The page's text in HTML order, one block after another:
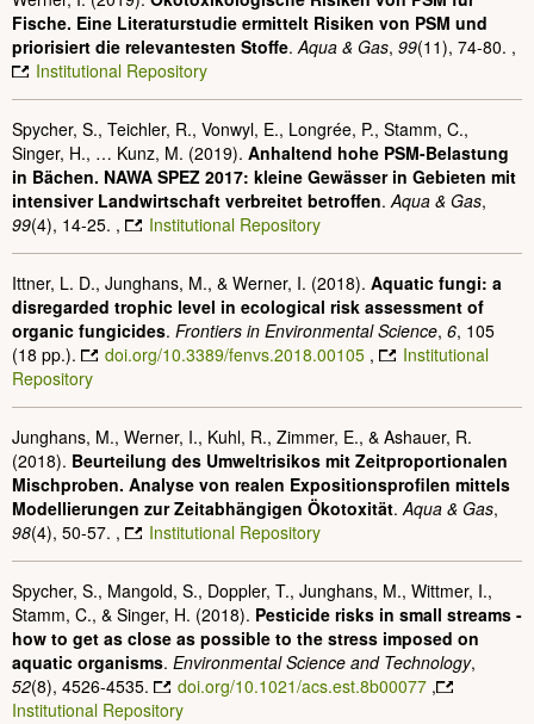
Fische. Eine Literaturstudie ermittelt Risiken von PSM und
priorisiert die relevantesten Stoffe.Aqua & Gas, 99(11), 74-80. ,
Institutional Repository
Spycher, S., Teichler, R., Vonwyl, E., Longrée, P., Stamm, C.,
Singer, H., … Kunz, M. (2019). Anhaltend hohe PSM-Belastung
in Bächen. NAWA SPEZ 2017: kleine Gewässer in Gebieten mit
intensiver Landwirtschaft verbreitet betroffen.Aqua & Gas,
99(4), 14-25. , Institutional Repository
Ittner, L. D., Junghans, M., & Werner, I. (2018). Aquatic fungi: a
disregarded trophic level in ecological risk assessment of
organic fungicides. Frontiers in Environmental Science, 6, 105
(18 pp.).
doi.org/10.3389/fenvs.2018.00105 ,
Institutional
Repository
Junghans, M., Werner, I., Kuhl, R., Zimmer, E., & Ashauer, R.
(2018). Beurteilung des Umweltrisikos mit Zeitproportionalen
Mischproben. Analyse von realen Expositionsprofilen mittels
Modellierungen zur Zeitabhängigen Ökotoxität.Aqua & Gas,
98(4), 50-57. , Institutional Repository
Spycher, S., Mangold, S., Doppler, T., Junghans, M., Wittmer, I.,
Stamm, C., & Singer, H. (2018). Pesticide risks in small streams -
how to get as close as possible to the stress imposed on
aquatic organisms. Environmental Science and Technology,
52(8), 4526-4535. doi.org/10.1021/acs.est.8b00077 ,
Institutional Repository